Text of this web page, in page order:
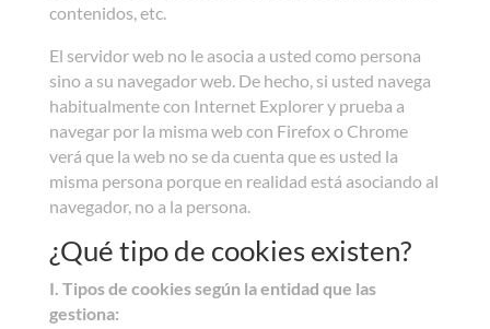
contenidos, etc.
El servidor web no le asocia a usted como persona
sino a su navegador web. De hecho, si usted navega
habitualmente con Internet Explorer y prueba a
navegar por la misma web con Firefox o Chrome
verá que la web no se da cuenta que es usted la
misma persona porque en realidad está asociando al
navegador, no a la persona.
¿Qué tipo de cookies existen?
I. Tipos de cookies según la entidad que las
gestiona: